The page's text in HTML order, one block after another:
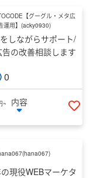
【グーグル・メタ広
運用】(acky0930)
しながらサポート/
の改善相談します
0
~
内容
い
(hana067)
現役WEBマーケタ